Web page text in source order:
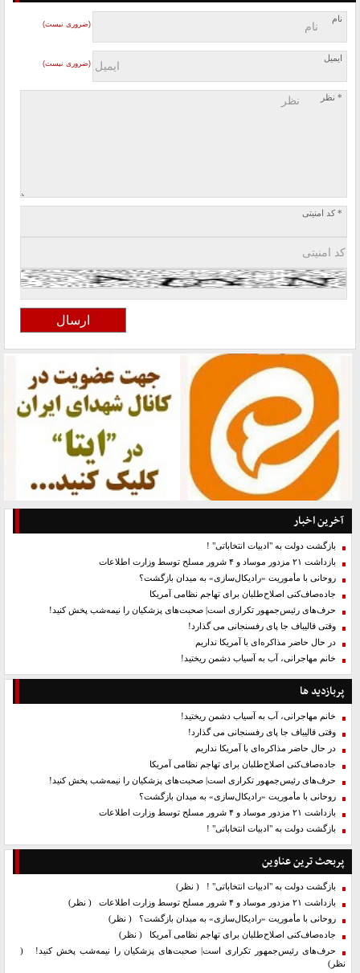
نام
(ضروری نیست)
ایمیل
(ضروری نیست)
* نظر
* کد امنیتی
آخرین اخبار
بازگشت دولت به "ادبیات انتخاباتی" !
بازداشت ۲۱ مزدور موساد و ۴ شرور مسلح توسط وزارت اطلاعات
روحانی با مأموریت «رادیکال‌سازی» به میدان بازگشت؟
جاده‌صاف‌کنی اصلاح‌طلبان برای تهاجم نظامی آمریکا
حرف‌های رئیس‌جمهور تکراری است| صحبت‌های پزشکیان را نیمه‌شب پخش کنید!
وقتی قالیباف جا پای رفسنجانی می گذارد!
در حال حاضر مذاکره‌ای با آمریکا نداریم
خانم مهاجرانی، آب به آسیاب دشمن ریختید!
پربازدید ها
خانم مهاجرانی، آب به آسیاب دشمن ریختید!
وقتی قالیباف جا پای رفسنجانی می گذارد!
در حال حاضر مذاکره‌ای با آمریکا نداریم
جاده‌صاف‌کنی اصلاح‌طلبان برای تهاجم نظامی آمریکا
حرف‌های رئیس‌جمهور تکراری است| صحبت‌های پزشکیان را نیمه‌شب پخش کنید!
روحانی با مأموریت «رادیکال‌سازی» به میدان بازگشت؟
بازداشت ۲۱ مزدور موساد و ۴ شرور مسلح توسط وزارت اطلاعات
بازگشت دولت به "ادبیات انتخاباتی" !
پربحث ترین عناوین
بازگشت دولت به "ادبیات انتخاباتی" ! ( نظر)
بازداشت ۲۱ مزدور موساد و ۴ شرور مسلح توسط وزارت اطلاعات
( نظر)
روحانی با مأموریت «رادیکال‌سازی» به میدان بازگشت؟ ( نظر)
جاده‌صاف‌کنی اصلاح‌طلبان برای تهاجم نظامی آمریکا
( نظر)
حرف‌های رئیس‌جمهور تکراری است| صحبت‌های پزشکیان را نیمه‌شب پخش کنید!
(
نظر)